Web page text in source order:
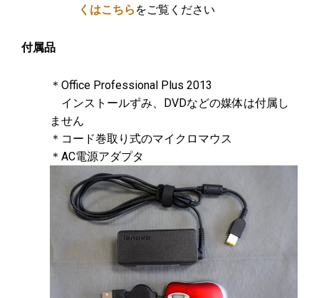
くはこちら をご覧ください
付属品
＊Office Professional Plus 2013
インストールずみ、DVDなどの媒体は付属し
ません
＊コード巻取り式のマイクロマウス​
＊AC電源アダプタ